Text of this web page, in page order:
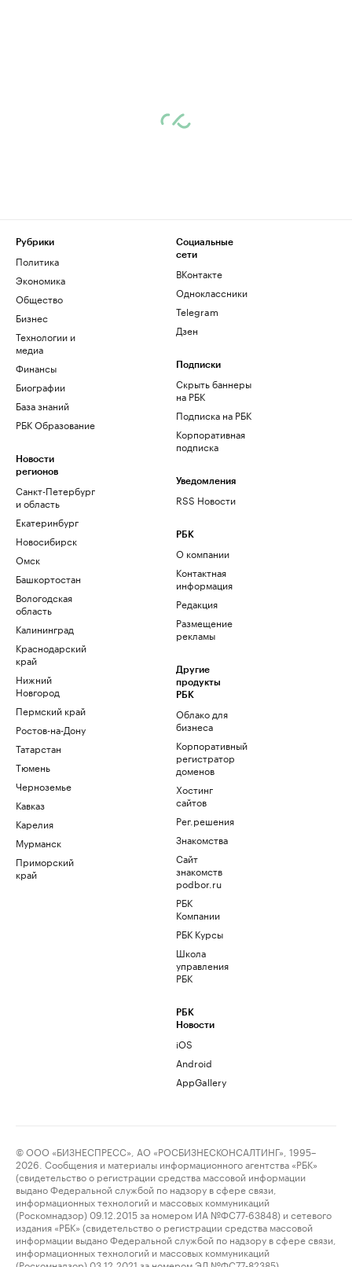
Рубрики
Политика
Экономика
Общество
Бизнес
Технологии и
медиа
Финансы
Биографии
База знаний
РБК Образование
Новости
регионов
Санкт-Петербург
и область
Екатеринбург
Новосибирск
Омск
Башкортостан
Вологодская
область
Калининград
Краснодарский
край
Нижний
Новгород
Пермский край
Ростов-на-Дону
Татарстан
Тюмень
Черноземье
Кавказ
Карелия
Мурманск
Приморский
край
Социальные
сети
ВКонтакте
Одноклассники
Telegram
Дзен
Подписки
Скрыть баннеры
на РБК
Подписка на РБК
Корпоративная
подписка
Уведомления
RSS Новости
РБК
О компании
Контактная
информация
Редакция
Размещение
рекламы
Другие
продукты
РБК
Облако для
бизнеса
Корпоративный
регистратор
доменов
Хостинг
сайтов
Рег.решения
Знакомства
Сайт
знакомств
podbor.ru
РБК
Компании
РБК Курсы
Школа
управления
РБК
РБК
Новости
iOS
Android
AppGallery
© ООО «БИЗНЕСПРЕСС», АО «РОСБИЗНЕСКОНСАЛТИНГ», 1995–
2026. Сообщения и материалы информационного агентства «РБК»
(свидетельство о регистрации средства массовой информации
выдано Федеральной службой по надзору в сфере связи,
информационных технологий и массовых коммуникаций
(Роскомнадзор) 09.12.2015 за номером ИА №ФС77-63848) и сетевого
издания «РБК» (свидетельство о регистрации средства массовой
информации выдано Федеральной службой по надзору в сфере связи,
информационных технологий и массовых коммуникаций